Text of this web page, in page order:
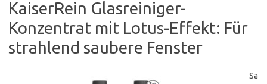
KaiserRein Glasreiniger-
Konzentrat mit Lotus-Effekt: Für
strahlend saubere Fenster
Sa